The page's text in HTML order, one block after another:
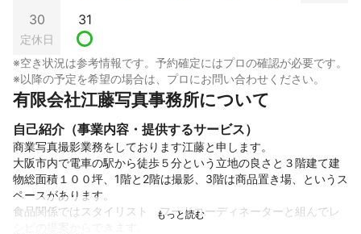
30
定休日
31
※空き状況は参考情報です。予約確定にはプロの確認が必要です。
※以降の予定を希望の場合は、プロにお問い合わせください。
有限会社江藤写真事務所について
自己紹介（事業内容・提供するサービス）
商業写真撮影業務をしております江藤と申します。
大阪市内で電車の駅から徒歩５分という立地の良さと３階建て建
物総面積１００坪、1階と2階は撮影、3階は商品置き場、というス
ペースがあります。
食品関係ではスタイリスト　フードコーディネーターと組んでレ